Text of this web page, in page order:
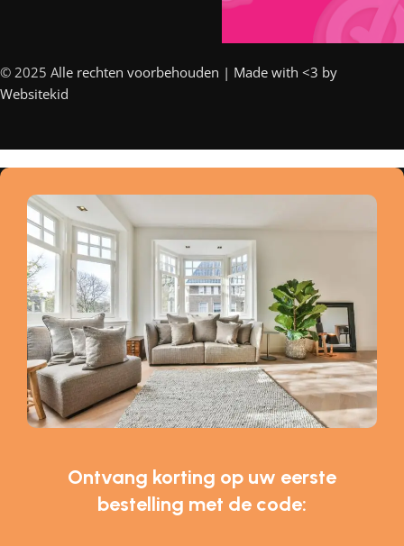
© 2025 Alle rechten voorbehouden | Made with <3 by
Websitekid
Ontvang korting op uw eerste
bestelling met de code: